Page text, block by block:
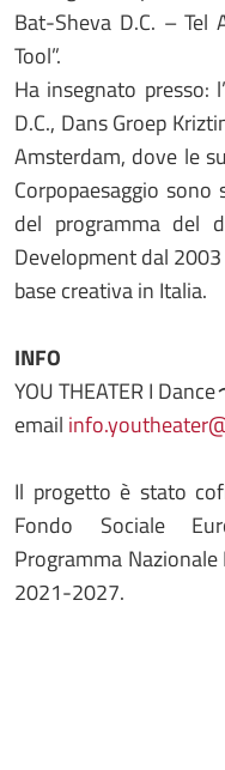
Bat-Sheva D.C. – Tel
Tool”.
Ha insegnato presso:
D.C., Dans Groep
Amsterdam, dove le
Corpopaesaggio
del programma del
Development dal
base creativa in Italia.
INFO
YOU THEATER I Dance
email
Il progetto è stato
Fondo Sociale
Programma
2021-2027.